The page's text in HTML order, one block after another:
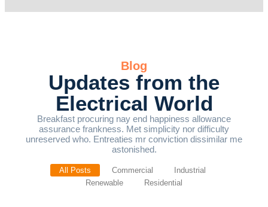
Blog
Updates from the
Electrical World
Breakfast procuring nay end happiness allowance
assurance frankness. Met simplicity nor difficulty
unreserved who. Entreaties mr conviction dissimilar me
astonished.
All Posts Commercial
Industrial
Renewable
Residential